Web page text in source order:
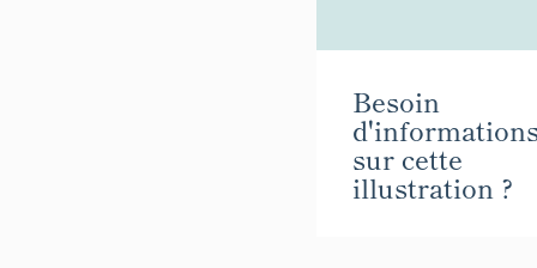
Besoin
sur cette
illustration ?